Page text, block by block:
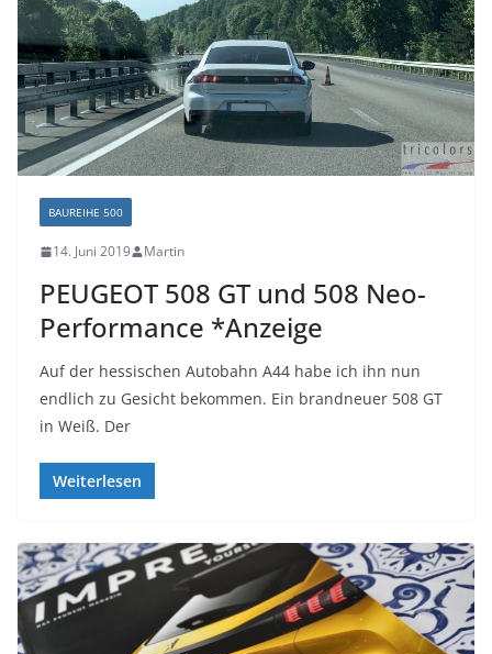
BAUREIHE 500
14. Juni 2019 Martin
PEUGEOT 508 GT und 508 Neo-
Performance *Anzeige
Auf der hessischen Autobahn A44 habe ich ihn nun
endlich zu Gesicht bekommen. Ein brandneuer 508 GT
in Weiß. Der
Weiterlesen